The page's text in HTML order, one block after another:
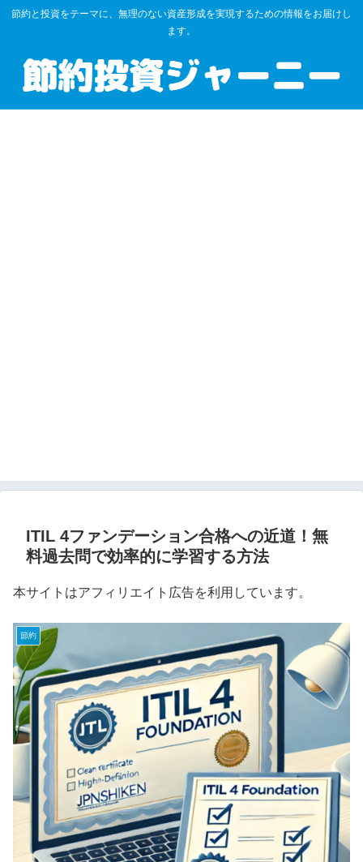
節約と投資をテーマに、無理のない資産形成を実現するための情報をお届けし
ます。
ITIL 4ファンデーション合格への近道！無
料過去問で効率的に学習する方法
本サイトはアフィリエイト広告を利用しています。
節約